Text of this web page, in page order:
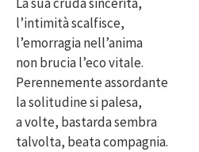
l’intimità scalfisce,
l’emorragia nell’anima
non brucia l’eco vitale.
Perennemente assordante
la solitudine si palesa,
a volte, bastarda sembra
talvolta, beata compagnia.